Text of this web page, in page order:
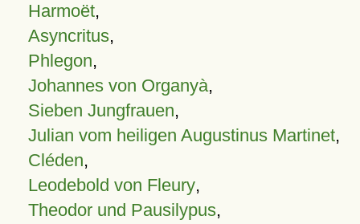
Harmoët,
Asyncritus,
Phlegon,
Johannes von Organyà,
Sieben Jungfrauen,
Julian vom heiligen Augustinus Martinet,
Cléden,
Leodebold von Fleury,
Theodor und Pausilypus,